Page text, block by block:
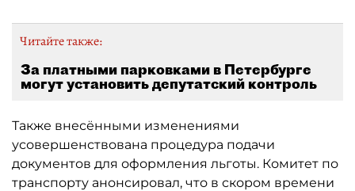
Читайте также:
За платными парковками в Петербурге
могут установить депутатский контроль
Также внесёнными изменениями
усовершенствована процедура подачи
документов для оформления льготы. Комитет по
транспорту анонсировал, что в скором времени